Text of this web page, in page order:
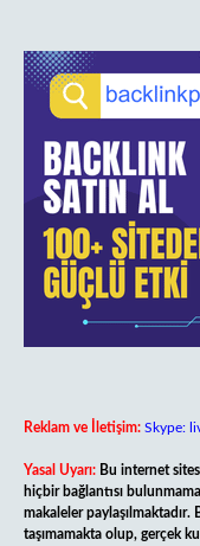
Reklam ve İletişim: Skype:
Yasal Uyarı: Bu internet
hiçbir bağlantısı
makaleler
taşımamakta olup, gerçek